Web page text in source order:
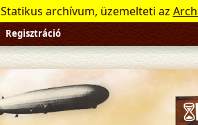
Statikus archívum, üzemelteti az
Regisztráció